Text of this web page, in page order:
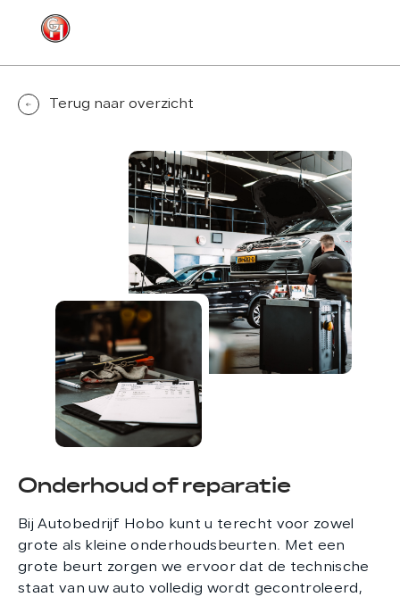
Terug naar overzicht
Onderhoud of reparatie
Bij Autobedrijf Hobo kunt u terecht voor zowel
grote als kleine onderhoudsbeurten. Met een
grote beurt zorgen we ervoor dat de technische
staat van uw auto volledig wordt gecontroleerd,